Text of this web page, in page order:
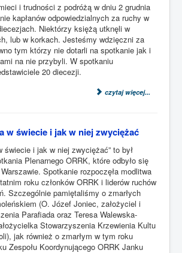
i trudności z podróżą w dniu 2 grudnia
kapłanów odpowiedzialnych za ruchy w
Niektórzy księżą utknęli w
lub w korkach. Jesteśmy wdzięczni za
tym którzy nie dotarli na spotkanie jak i
na nie przybyli. W spotkaniu
20 diecezji.
czytaj więcej...
w świecie i jak w niej zwyciężać
świecie i jak w niej zwyciężać” to był
Plenarnego ORRK, które odbyło się
Spotkanie rozpoczęła modlitwa
roku członków ORRK i liderów ruchów
Szczególnie pamiętaliśmy o zmarłych
(O. Józef Joniec, założyciel i
Parafiada oraz Teresa Walewska-
Stowarzyszenia Krzewienia Kultu
jak również o zmarłym w tym roku
Zespołu Koordynującego ORRK Janku